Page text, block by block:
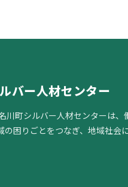
バー人材センター
川町シルバー人材センターは、
の困りごとをつなぎ、地域社会